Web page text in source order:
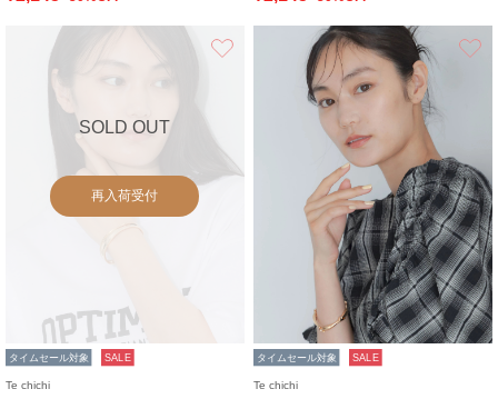
SOLD OUT
再入荷受付
タイムセール対象 SALE
Te chichi
タイムセール対象 SALE
Te chichi